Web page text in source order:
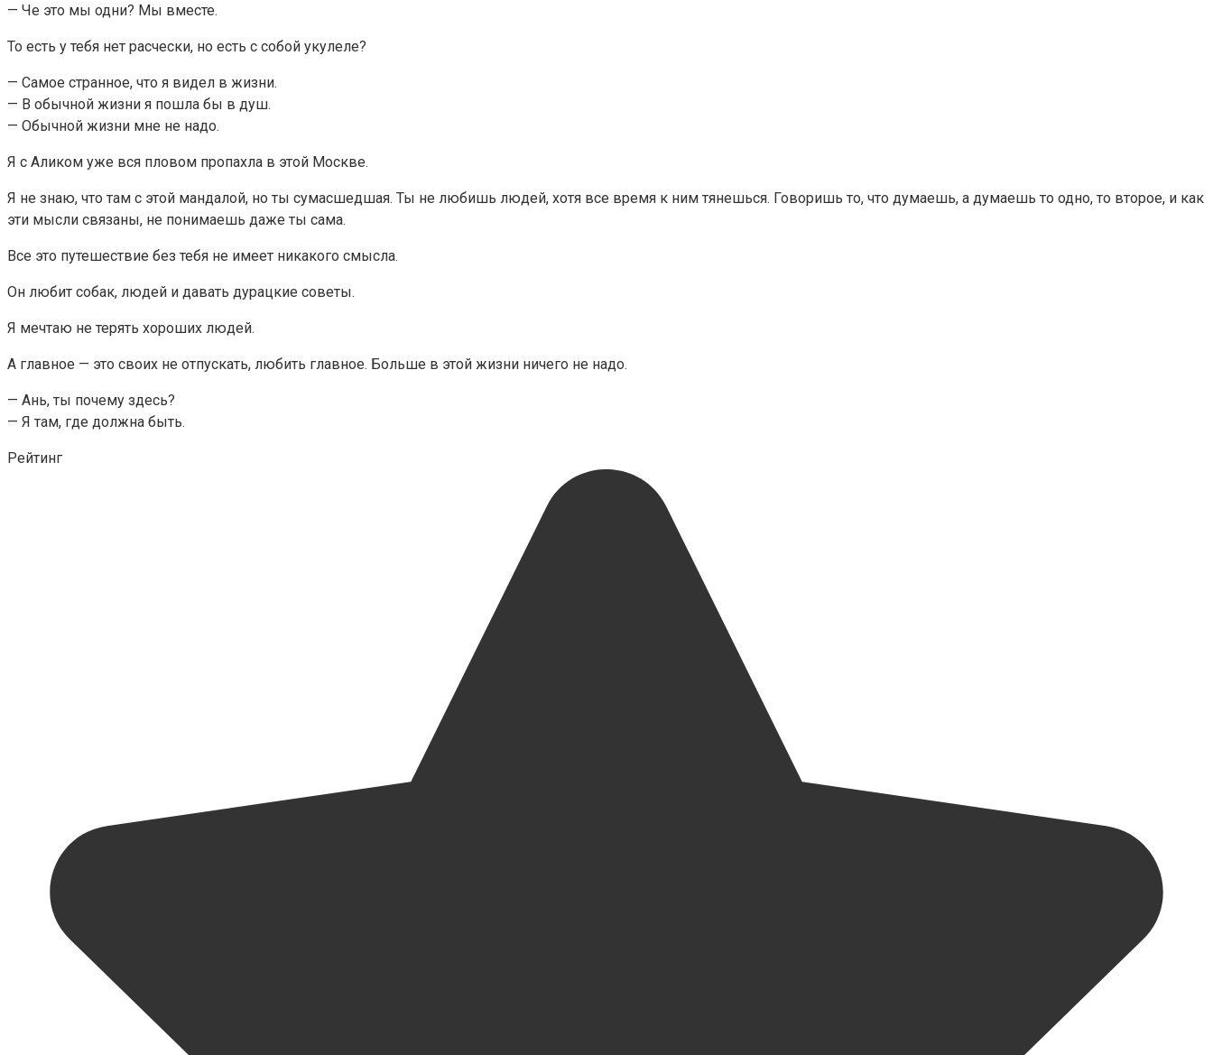
— Че это мы одни? Мы вместе.
То есть у тебя нет расчески, но есть с собой укулеле?
— Самое странное, что я видел в жизни.
— В обычной жизни я пошла бы в душ.
— Обычной жизни мне не надо.
Я с Аликом уже вся пловом пропахла в этой Москве.
Я не знаю, что там с этой мандалой, но ты сумасшедшая. Ты не любишь людей, хотя все время к ним тянешься. Говоришь то, что думаешь, а думаешь то одно, то второе, и как
эти мысли связаны, не понимаешь даже ты сама.
Все это путешествие без тебя не имеет никакого смысла.
Он любит собак, людей и давать дурацкие советы.
Я мечтаю не терять хороших людей.
А главное — это своих не отпускать, любить главное. Больше в этой жизни ничего не надо.
— Ань, ты почему здесь?
— Я там, где должна быть.
Рейтинг